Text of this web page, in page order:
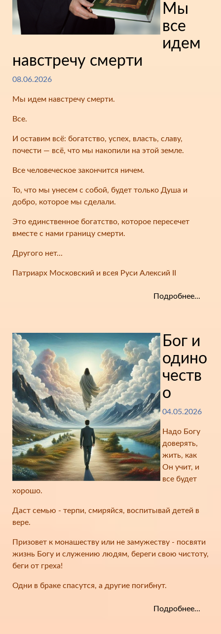
Мы
все
идем
навстречу смерти
08.06.2026
Мы идем навстречу смерти.
Все.
И оставим всё: богатство, успех, власть, славу,
почести — всё, что мы накопили на этой земле.
Все человеческое закончится ничем.
То, что мы унесем с собой, будет только Душа и
добро, которое мы сделали.
Это единственное богатство, которое пересечет
вместе с нами границу смерти.
Другого нет...
Патриарх Московский и всея Руси Алексий II
Подробнее...
Бог и
одино
честв
о
04.05.2026
Надо Богу
доверять,
жить, как
Он учит, и
все будет
хорошо.
Даст семью - терпи, смиряйся, воспитывай детей в
вере.
Призовет к монашеству или не замужеству - посвяти
жизнь Богу и служению людям, береги свою чистоту,
беги от греха!
Одни в браке спасутся, а другие погибнут.
Подробнее...